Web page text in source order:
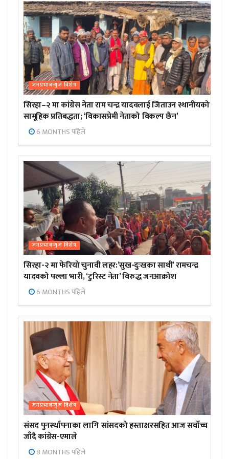
जनप्रभाबन्युज विशेष
सिरहा–२ मा कांग्रेस नेता राम चन्द्र यादवलाई जिताउन स्थानीयको
सामूहिक प्रतिबद्धता; ‘विकासप्रेमी नेताको विकल्प छैन’
6 MONTHS पहिले
जनप्रभाबन्युज विशेष
सिरहा-२ मा फेरियो चुनावी लहर:’सुख-दुःखका साथी’ रामचन्द्र
यादवको पल्ला भारी, ‘टुरिस्ट नेता’ विरुद्ध जनआक्रोश
6 MONTHS पहिले
जनप्रभाबन्युज विशेष
संसद पुनर्स्थापनाका लागि सांसदको हस्ताक्षरसहित आज सर्वोच्च
जाँदै कांग्रेस-एमाले
8 MONTHS पहिले